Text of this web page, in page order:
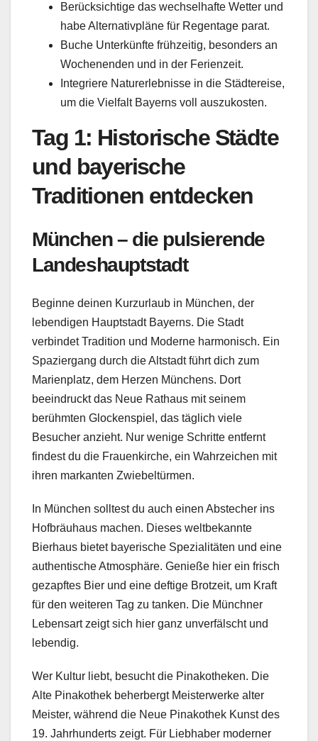
Berücksichtige das wechselhafte Wetter und
habe Alternativpläne für Regentage parat.
Buche Unterkünfte frühzeitig, besonders an
Wochenenden und in der Ferienzeit.
Integriere Naturerlebnisse in die Städtereise,
um die Vielfalt Bayerns voll auszukosten.
Tag 1: Historische Städte
und bayerische
Traditionen entdecken
München – die pulsierende
Landeshauptstadt
Beginne deinen Kurzurlaub in München, der
lebendigen Hauptstadt Bayerns. Die Stadt
verbindet Tradition und Moderne harmonisch. Ein
Spaziergang durch die Altstadt führt dich zum
Marienplatz, dem Herzen Münchens. Dort
beeindruckt das Neue Rathaus mit seinem
berühmten Glockenspiel, das täglich viele
Besucher anzieht. Nur wenige Schritte entfernt
findest du die Frauenkirche, ein Wahrzeichen mit
ihren markanten Zwiebeltürmen.
In München solltest du auch einen Abstecher ins
Hofbräuhaus machen. Dieses weltbekannte
Bierhaus bietet bayerische Spezialitäten und eine
authentische Atmosphäre. Genieße hier ein frisch
gezapftes Bier und eine deftige Brotzeit, um Kraft
für den weiteren Tag zu tanken. Die Münchner
Lebensart zeigt sich hier ganz unverfälscht und
lebendig.
Wer Kultur liebt, besucht die Pinakotheken. Die
Alte Pinakothek beherbergt Meisterwerke alter
Meister, während die Neue Pinakothek Kunst des
19. Jahrhunderts zeigt. Für Liebhaber moderner